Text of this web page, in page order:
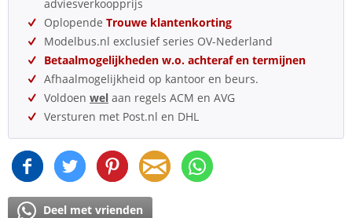
adviesverkoopprijs
Oplopende Trouwe klantenkorting
Modelbus.nl exclusief series OV-Nederland
Betaalmogelijkheden w.o. achteraf en termijnen
Afhaalmogelijkheid op kantoor en beurs.
Voldoen wel aan regels ACM en AVG
Versturen met Post.nl en DHL
Deel met vrienden